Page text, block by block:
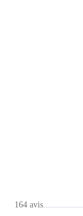
Superbe
Cette box
5/5
164 avis